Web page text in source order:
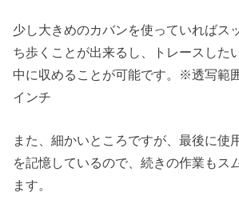
少し大きめのカバンを使っていればス
ち歩くことが出来るし、トレースした
中に収めることが可能です。※透写範
インチ
また、細かいところですが、最後に使
を記憶しているので、続きの作業もス
ます。